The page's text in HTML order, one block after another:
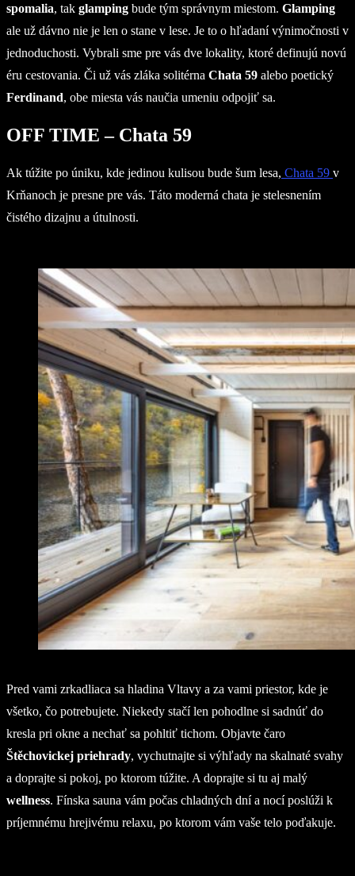
spomalia, tak glamping bude tým správnym miestom. Glamping
ale už dávno nie je len o stane v lese. Je to o hľadaní výnimočnosti v
jednoduchosti. Vybrali sme pre vás dve lokality, ktoré definujú novú
éru cestovania. Či už vás zláka solitérna Chata 59 alebo poetický
Ferdinand, obe miesta vás naučia umeniu odpojiť sa.
OFF TIME – Chata 59
Ak túžite po úniku, kde jedinou kulisou bude šum lesa, Chata 59 v
Krňanoch je presne pre vás. Táto moderná chata je stelesnením
čistého dizajnu a útulnosti.
Pred vami zrkadliaca sa hladina Vltavy a za vami priestor, kde je
všetko, čo potrebujete. Niekedy stačí len pohodlne si sadnúť do
kresla pri okne a nechať sa pohltiť tichom. Objavte čaro
Štěchovickej priehrady, vychutnajte si výhľady na skalnaté svahy
a doprajte si pokoj, po ktorom túžite. A doprajte si tu aj malý
wellness. Fínska sauna vám počas chladných dní a nocí poslúži k
príjemnému hrejivému relaxu, po ktorom vám vaše telo poďakuje.